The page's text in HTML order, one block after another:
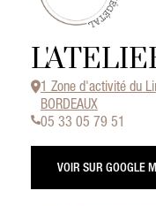
1 Zone d'activité du
BORDEAUX
05 33 05 79 51
VOIR SUR GOOGLE